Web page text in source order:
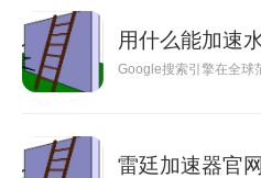
用什么能加速
Google搜索引擎在全球
雷廷加速器官网